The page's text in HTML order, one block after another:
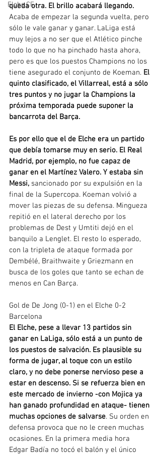
Elche CF.
queda otra. El brillo acabará llegando.
Acaba de empezar la segunda vuelta, pero
sólo le vale ganar y ganar. LaLiga está
muy lejos a no ser que el Atlético pinche
todo lo que no ha pinchado hasta ahora,
pero es que los puestos Champions no los
tiene asegurado el conjunto de Koeman. El
quinto clasificado, el Villarreal, está a sólo
tres puntos y no jugar la Champions la
próxima temporada puede suponer la
bancarrota del Barça.
Es por ello que el de Elche era un partido
que debía tomarse muy en serio. El Real
Madrid, por ejemplo, no fue capaz de
ganar en el Martínez Valero. Y estaba sin
Messi, sancionado por su expulsión en la
final de la Supercopa. Koeman volvió a
mover las piezas de su defensa. Mingueza
repitió en el lateral derecho por los
problemas de Dest y Umtiti dejó en el
banquilo a Lenglet. El resto lo esperado,
con la tripleta de ataque formada por
Dembélé, Braithwaite y Griezmann en
busca de los goles que tanto se echan de
menos en Can Barça.
Gol de De Jong (0-1) en el Elche 0-2
Barcelona
El Elche, pese a llevar 13 partidos sin
ganar en LaLiga, sólo está a un punto de
los puestos de salvación. Es plausible su
forma de jugar, al toque con un estilo
claro, y no debe ponerse nervioso pese a
estar en descenso. Si se refuerza bien en
este mercado de invierno -con Mojica ya
han ganado profundidad en ataque- tienen
muchas opciones de salvarse. Su orden en
defensa provoca que no le creen muchas
ocasiones. En la primera media hora
Edgar Badía no tocó el balón y el único